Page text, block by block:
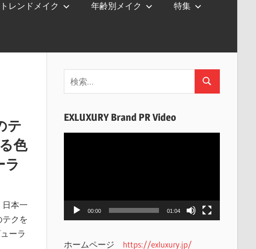
トレンドメイク 年齢別メイク 特集
テ
色
ラ
本一
クを
ーラ
検
EXLUXURY Brand PR Video
00:00 01:04
ホームページ https://exluxury.jp/